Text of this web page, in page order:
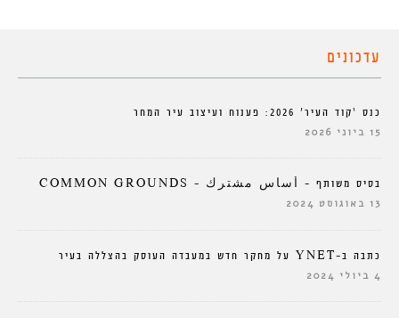
עדכונים
כנס ‘קוד העיר’ 2026: פענוח ועיצוב עיר המחר
15 ביוני 2026
בסיס משותף – أساس مشترك – COMMON GROUNDS
13 באוגוסט 2024
כתבה ב-YNET על מחקר חדש במעבדה העוסק בהצללה בעיר
4 ביולי 2024